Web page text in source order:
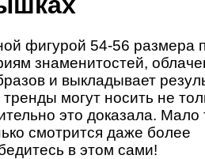
фигурой 54-56 размера
знаменитостей,
и выкладывает
могут носить не
это доказала. Мало
смотрится даже более
в этом сами!